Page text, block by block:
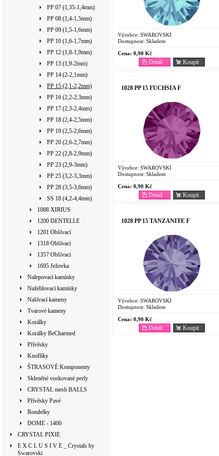
PP 07 (1,35-1,4mm)
PP 08 (1,4-1,5mm)
PP 09 (1,5-1,6mm)
PP 10 (1,6-1,7mm)
PP 12 (1,8-1,9mm)
PP 13 (1,9-2mm)
PP 14 (2-2,1mm)
PP 15 (2,1-2,2mm)
PP 16 (2,2-2,3mm)
PP 17 (2,3-2,4mm)
PP 18 (2,4-2,5mm)
PP 19 (2,5-2,6mm)
PP 20 (2,6-2,7mm)
PP 22 (2,8-2,9mm)
PP 23 (2,9-3mm)
PP 25 (3,2-3,3mm)
PP 28 (3,5-3,6mm)
SS 18 (4,2-4,4mm)
1088 XIRIUS
1200 DENTELLE
1201 Obšívací
1318 Obšívací
1357 Obšívací
1695 Ježovka
Nalepovací kamínky
Nažehlovací kamínky
Našívací kameny
Tvarové kameny
Korálky
Korálky BeCharmed
Přívěsky
Knoflíky
ŠTRASOVÉ Komponenty
Skleněné voskované perly
CRYSTAL mesh BALLS
Přívěsky Pavé
Rondelky
DOME - 1400
CRYSTAL PIXIE
E X C L U S I V E _ Crystals by
Swarovski
Výrobce: SWAROVSKI
Dostupnost: Skladem
Cena: 0,90 Kč
Koupit
Detail
1028 PP 15 FUCHSIA F
Výrobce: SWAROVSKI
Dostupnost: Skladem
Cena: 0,90 Kč
Koupit
Detail
1028 PP 15 TANZANITE F
Výrobce: SWAROVSKI
Dostupnost: Skladem
Cena: 0,90 Kč
Koupit
Detail